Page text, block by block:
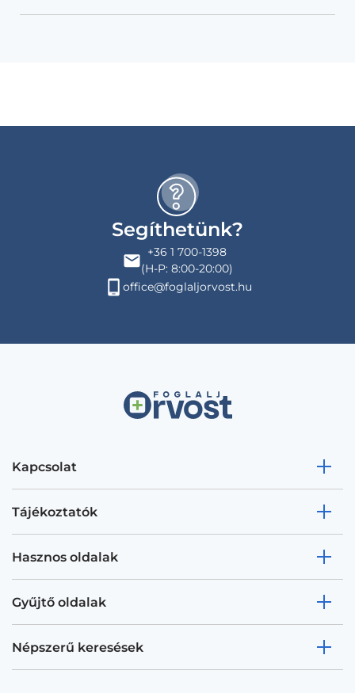
Segíthetünk?
+36 1 700-1398
(H-P: 8:00-20:00)
office@foglaljorvost.hu
Kapcsolat
Tájékoztatók
Hasznos oldalak
Gyűjtő oldalak
Népszerű keresések